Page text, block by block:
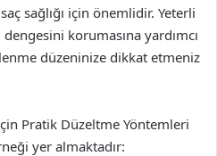
sağlığı için önemlidir. Yeterli
korumasına yardımcı
düzeninize dikkat etmeniz
Pratik Düzeltme Yöntemleri
yer almaktadır: